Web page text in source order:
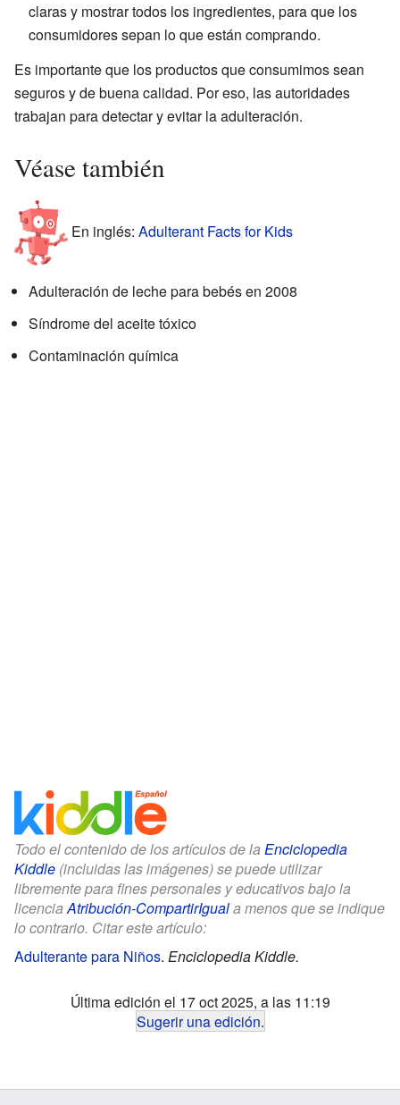
claras y mostrar todos los ingredientes, para que los
consumidores sepan lo que están comprando.
Es importante que los productos que consumimos sean
seguros y de buena calidad. Por eso, las autoridades
trabajan para detectar y evitar la adulteración.
Véase también
En inglés: Adulterant Facts for Kids
Adulteración de leche para bebés en 2008
Síndrome del aceite tóxico
Contaminación química
Todo el contenido de los artículos de la Enciclopedia
Kiddle (incluidas las imágenes) se puede utilizar
libremente para fines personales y educativos bajo la
licenciaAtribución-CompartirIguala menos que se indique
lo contrario. Citar este artículo:
Adulterante para Niños. Enciclopedia Kiddle.
Última edición el 17 oct 2025, a las 11:19
Sugerir una edición.